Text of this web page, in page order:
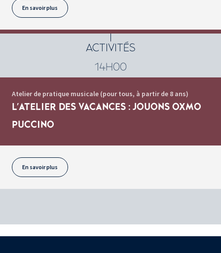
En savoir plus
ACTIVITÉS
14H00
Atelier de pratique musicale (pour tous, à partir de 8 ans)
L'ATELIER DES VACANCES : JOUONS OXMO
PUCCINO
En savoir plus